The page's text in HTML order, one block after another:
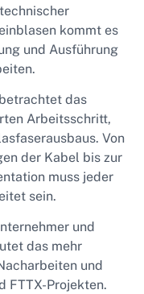
kommt es
und Ausführung
das
Arbeitsschritt,
Von
der Kabel bis zur
muss jeder
sein.
und
das mehr
und
FTTX-Projekten.